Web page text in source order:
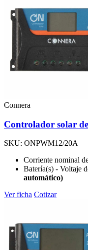
Connera
Controlador solar
SKU: ONPWM12/20A
Corriente nominal
Batería(s) - Voltaje
automático)
Ver ficha Cotizar